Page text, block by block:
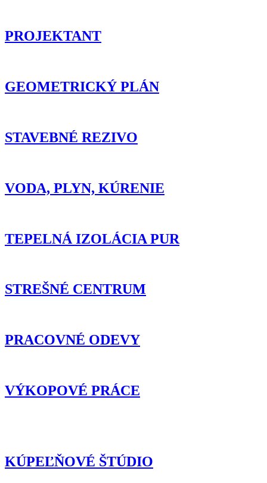
PROJEKTANT
GEOMETRICKÝ PLÁN
STAVEBNÉ REZIVO
VODA, PLYN, KÚRENIE
TEPELNÁ IZOLÁCIA PUR
STREŠNÉ CENTRUM
PRACOVNÉ ODEVY
VÝKOPOVÉ PRÁCE
KÚPEĽŇOVÉ ŠTÚDIO